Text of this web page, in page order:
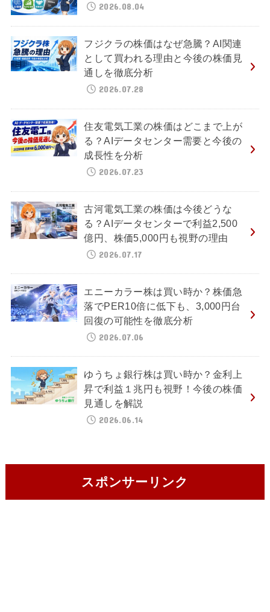
2026.08.04
フジクラの株価はなぜ急騰？AI関連
として買われる理由と今後の株価見
通しを徹底分析
2026.07.28
住友電気工業の株価はどこまで上が
る？AIデータセンター需要と今後の
成長性を分析
2026.07.23
古河電気工業の株価は今後どうな
る？AIデータセンターで利益2,500
億円、株価5,000円も視野の理由
2026.07.17
エニーカラー株は買い時か？株価急
落でPER10倍に低下も、3,000円台
回復の可能性を徹底分析
2026.07.06
ゆうちょ銀行株は買い時か？金利上
昇で利益１兆円も視野！今後の株価
見通しを解説
2026.06.14
スポンサーリンク